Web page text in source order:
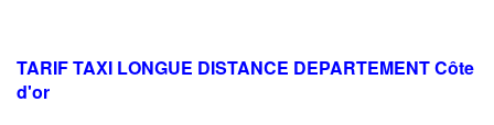
TARIF TAXI LONGUE DISTANCE DEPARTEMENT Côte
d'or